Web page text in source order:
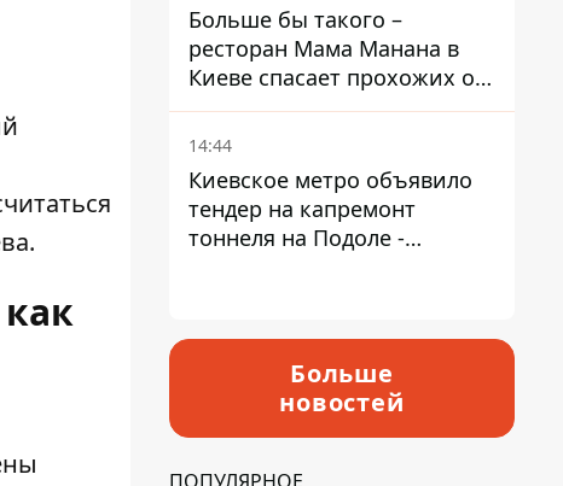
Больше бы такого –
ресторан Мама Манана в
Киеве спасает прохожих от
жары
14:44
Киевское метро объявило
тендер на капремонт
тоннеля на Подоле -
Больше
новостей